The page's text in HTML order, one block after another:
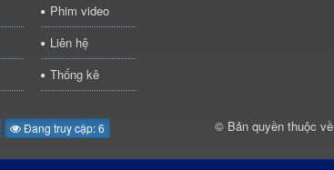
Phim video
Liên hệ
Thống kê
Đang truy cập: 6 © Bản quyền thuộc về